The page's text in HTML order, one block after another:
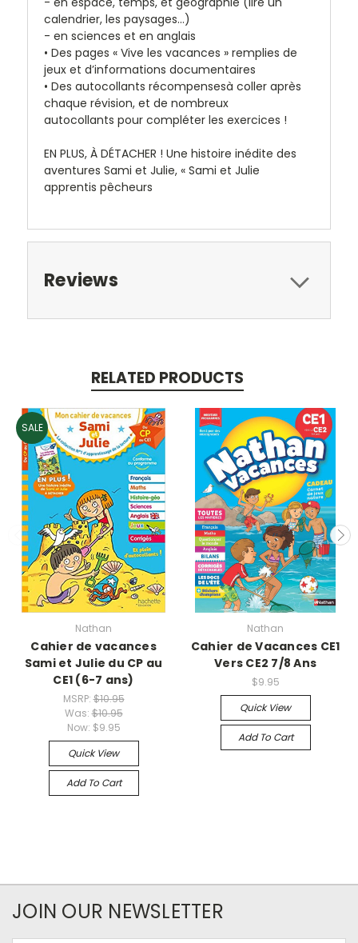
calendrier, les paysages…)
- en sciences et en anglais
• Des pages « Vive les vacances » remplies de
jeux et d’informations documentaires
• Des autocollants récompensesà coller après
chaque révision, et de nombreux
autocollants pour compléter les exercices !
EN PLUS, À DÉTACHER ! Une histoire inédite des
aventures Sami et Julie, « Sami et Julie
apprentis pêcheurs
Reviews
RELATED PRODUCTS
SALE
Nathan
Cahier de vacances
Sami et Julie du CP au
CE1 (6-7 ans)
MSRP:$10.95
Was:$10.95
Now: $9.95
Quick View
Add To Cart
Nathan
Cahier de Vacances CE1
Vers CE2 7/8 Ans
$9.95
Quick View
Add To Cart
JOIN OUR NEWSLETTER